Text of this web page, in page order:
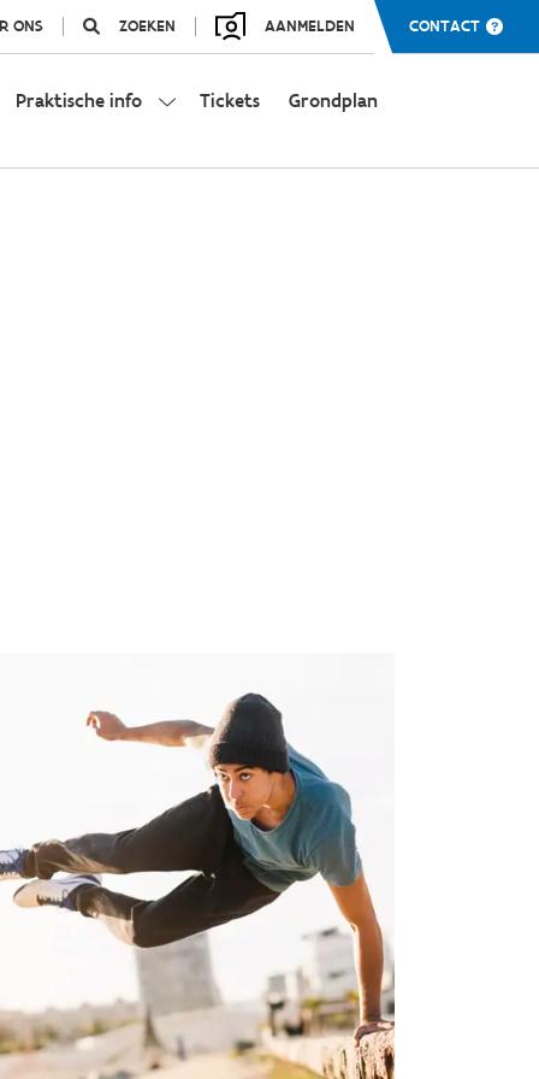
ONS ZOEKEN AANMELDEN CONTACT
Praktische info Tickets Grondplan